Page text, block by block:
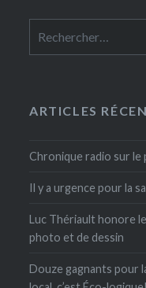
ARTICLES
Chronique radio sur le
Il y a urgence pour la
Luc Thériault honore
photo et de dessin
Douze gagnants pour